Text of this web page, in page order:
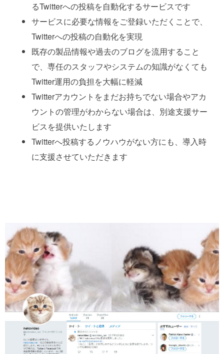
るTwitterへの投稿を自動化するサービスです
サービスに必要な情報をご登録いただくことで、
Twitterへの投稿の自動化を実現
既存の製品情報や過去のブログを流用すること
で、専任のスタッフやシステムの知識がなくても
Twitter運用の負担を大幅に軽減
Twitterアカウントをまだお持ちでない場合やアカ
ウントの管理がわからない場合は、別途支援サー
ビスを提供いたします
Twitterへ投稿するノウハウがない方にも、導入時
に支援させていただきます